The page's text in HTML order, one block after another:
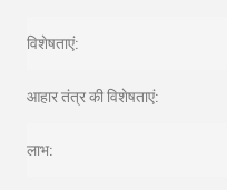
विशेषताएं:
आहार तंत्र की विशेषताएं:
लाभ: